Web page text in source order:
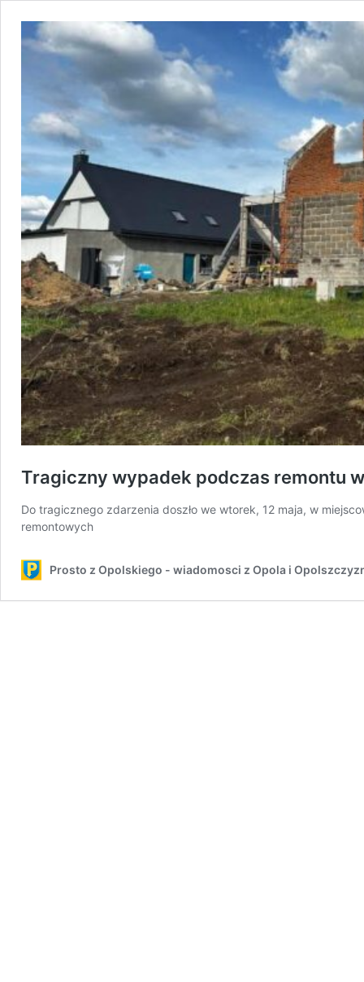
Tragiczny wypadek podczas remontu
Do tragicznego zdarzenia doszło we wtorek, 12 maja, w
remontowych
Prosto z Opolskiego - wiadomosci z Opola i